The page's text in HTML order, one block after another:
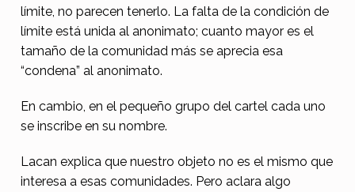
límite, no parecen tenerlo. La falta de la condición de
límite está unida al anonimato; cuanto mayor es el
tamaño de la comunidad más se aprecia esa
“condena” al anonimato.
En cambio, en el pequeño grupo del cartel cada uno
se inscribe en su nombre.
Lacan explica que nuestro objeto no es el mismo que
interesa a esas comunidades. Pero aclara algo